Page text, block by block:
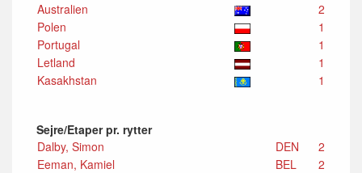
Australien
2
Polen
1
Portugal
1
Letland
1
Kasakhstan
1
Sejre/Etaper pr. rytter
Dalby, Simon
DEN
2
Eeman, Kamiel
BEL
2